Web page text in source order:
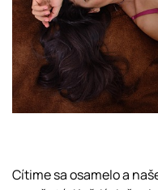
Cítime sa osamelo a